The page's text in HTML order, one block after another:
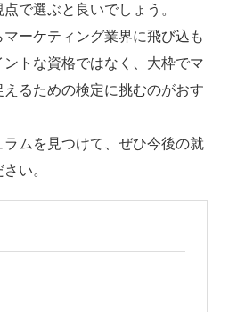
で選ぶと良いでしょう。
ーケティング業界に飛び込も
トな資格ではなく、大枠でマ
るための検定に挑むのがおす
ムを見つけて、ぜひ今後の就
い。